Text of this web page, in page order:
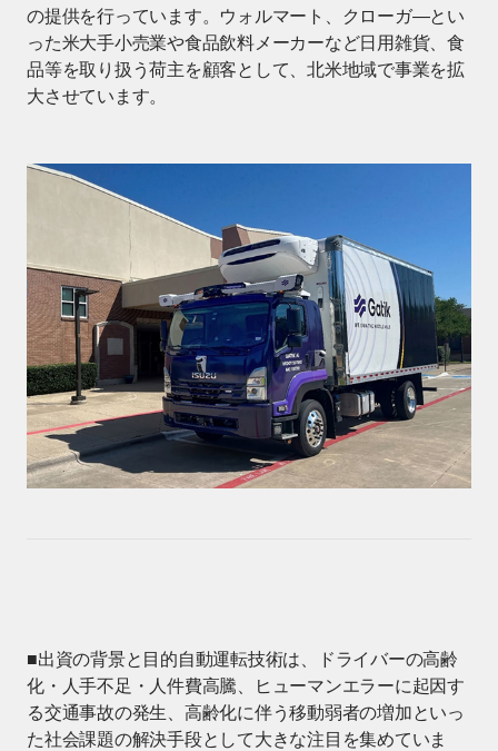
の提供を行っています。ウォルマート、クローガ―とい
った米大手小売業や食品飲料メーカーなど日用雑貨、食
品等を取り扱う荷主を顧客として、北米地域で事業を拡
大させています。
■出資の背景と目的自動運転技術は、ドライバーの高齢
化・人手不足・人件費高騰、ヒューマンエラーに起因す
る交通事故の発生、高齢化に伴う移動弱者の増加といっ
た社会課題の解決手段として大きな注目を集めていま